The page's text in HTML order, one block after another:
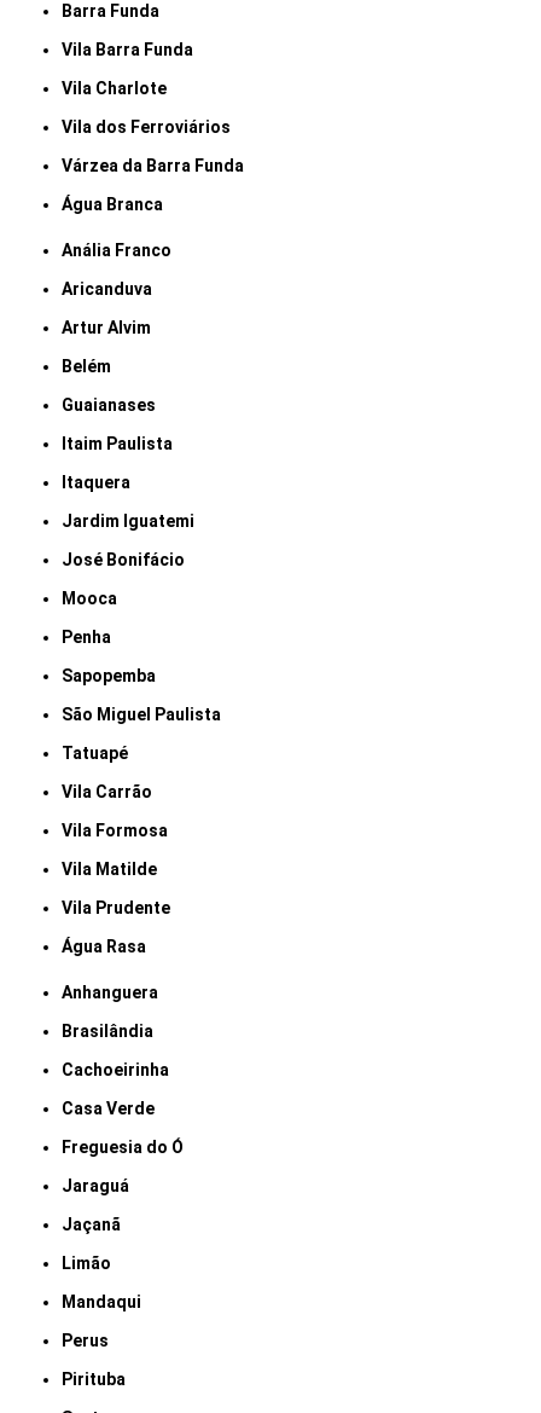
Barra Funda
Vila Barra Funda
Vila Charlote
Vila dos Ferroviários
Várzea da Barra Funda
Água Branca
Anália Franco
Aricanduva
Artur Alvim
Belém
Guaianases
Itaim Paulista
Itaquera
Jardim Iguatemi
José Bonifácio
Mooca
Penha
Sapopemba
São Miguel Paulista
Tatuapé
Vila Carrão
Vila Formosa
Vila Matilde
Vila Prudente
Água Rasa
Anhanguera
Brasilândia
Cachoeirinha
Casa Verde
Freguesia do Ó
Jaraguá
Jaçanã
Limão
Mandaqui
Perus
Pirituba